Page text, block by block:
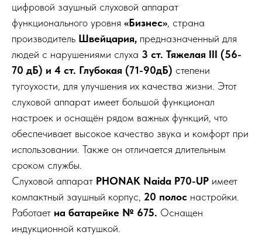
цифровой заушный слуховой аппарат
функционального уровня «Бизнес», страна
производитель Швейцария, предназначенный для
людей с нарушениями слуха 3 ст. Тяжелая III (56-
70 дБ) и 4 ст. Глубокая (71-90дБ) степени
тугоухости, для улучшения их качества жизни. Этот
слуховой аппарат имеет большой функционал
настроек и оснащён рядом важных функций, что
обеспечивает высокое качество звука и комфорт при
использовании. Также он отличается длительным
сроком службы.
Слуховой аппарат PHONAK Naida P70-UP имеет
компактный заушный корпус, 20 полос настройки.
Работает на батарейке № 675. Оснащен
индукционной катушкой.